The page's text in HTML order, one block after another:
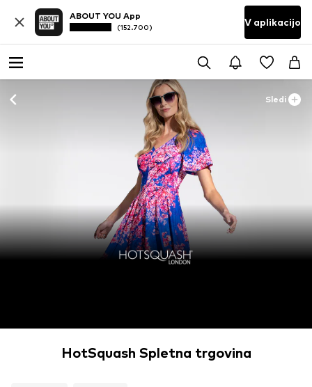
ABOUT YOU App
(152.700) V aplikacijo
Sledi
HotSquash Spletna trgovina